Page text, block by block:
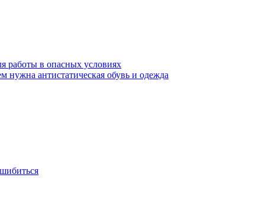
работы в опасных условиях
нужна антистатическая обувь и одежда